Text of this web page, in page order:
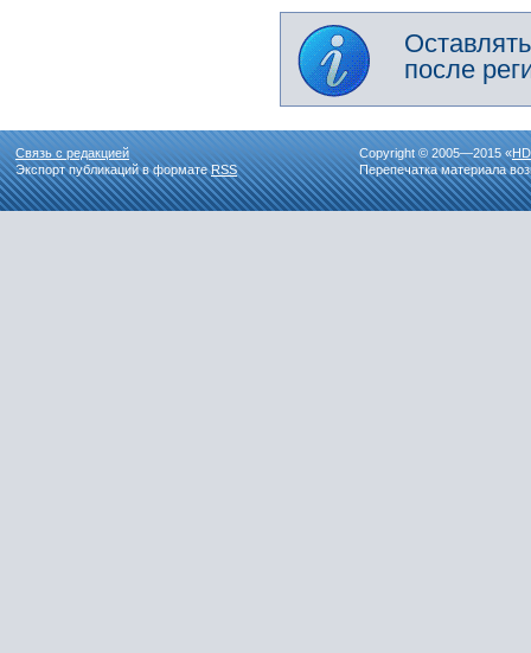
после
Связь с редакцией
Экспорт публикаций в форматеRSS
Copyright © 2005—2015 «
Перепечатка материала